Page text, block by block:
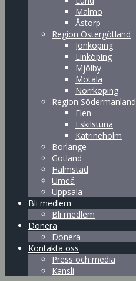
Malmö
Åstorp
Region Östergötland
Jönköping
Linköping
Mjölby
Motala
Norrköping
Region Södermanland
Flen
Eskilstuna
Katrineholm
Borlänge
Gotland
Halmstad
Umeå
Uppsala
Bli medlem
Bli medlem
Donera
Donera
Kontakta oss
Press och media
Kansli